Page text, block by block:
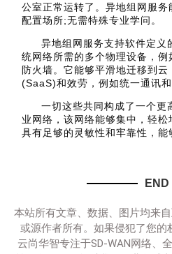
公室正常运转了。异地组网服
配置场所;无需特殊专业学问。
异地组网服务支持软件定义
统网络所需的多个物理设备，例
防火墙。它能够平滑地迁移到
(SaaS)和效劳，例如统一通讯和
一切这些共同构成了一个更
业网络，该网络能够集中，轻
具有足够的灵敏性和牢靠性，能
END
本站所有文章、数据、图片均来
或源作者所有。如果侵犯了您的
云尚华智专注于SD-WAN网络、